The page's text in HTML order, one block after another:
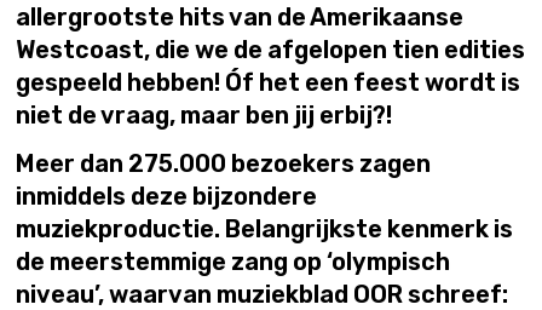
allergrootste hits van de Amerikaanse
Westcoast, die we de afgelopen tien edities
gespeeld hebben! Óf het een feest wordt is
niet de vraag, maar ben jij erbij?!
Meer dan 275.000 bezoekers zagen
inmiddels deze bijzondere
muziekproductie. Belangrijkste kenmerk is
de meerstemmige zang op ‘olympisch
niveau’, waarvan muziekblad OOR schreef: